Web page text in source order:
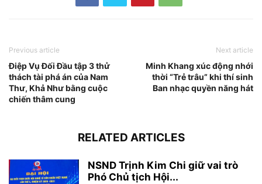
Previous article
Điệp Vụ Đối Đầu tập 3 thử
thách tài phá án của Nam
Thư, Khả Như bằng cuộc
chiến thâm cung
Next article
Minh Khang xúc động nhới
thời “Trẻ trâu” khi thí sinh
Ban nhạc quyền năng hát
RELATED ARTICLES
NSND Trịnh Kim Chi giữ vai trò
Phó Chủ tịch Hội...